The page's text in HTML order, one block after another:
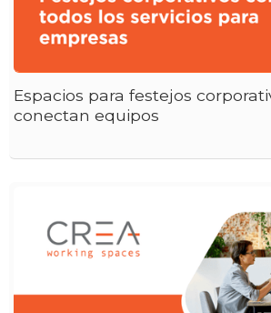
Espacios para festejos
conectan equipos